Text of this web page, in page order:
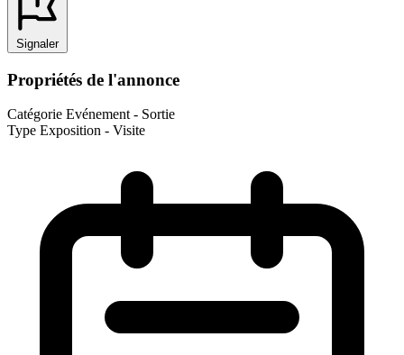
Signaler
Propriétés de l'annonce
Catégorie Evénement - Sortie
Type Exposition - Visite